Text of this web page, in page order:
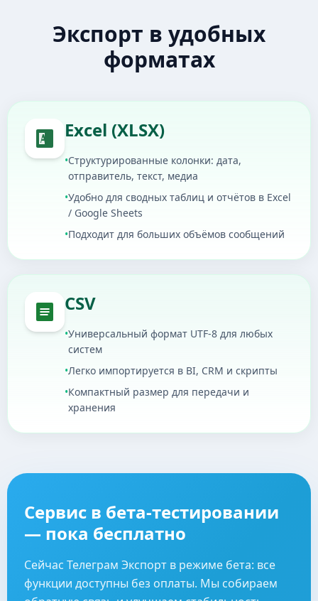
Экспорт в удобных
форматах
Excel (XLSX)
•Структурированные колонки: дата,
отправитель, текст, медиа
•Удобно для сводных таблиц и отчётов в Excel
/ Google Sheets
•Подходит для больших объёмов сообщений
CSV
•Универсальный формат UTF-8 для любых
систем
•Легко импортируется в BI, CRM и скрипты
•Компактный размер для передачи и
хранения
Сервис в бета-тестировании
— пока бесплатно
Сейчас Телеграм Экспорт в режиме бета: все
функции доступны без оплаты. Мы собираем